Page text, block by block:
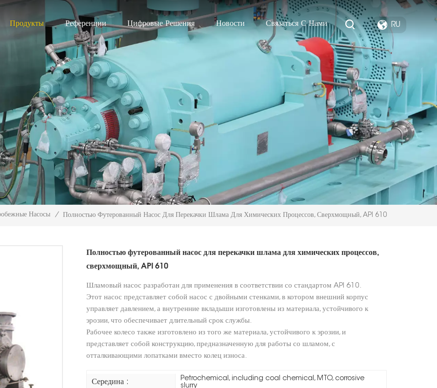
Продукты Референции Цифровые Решения Новости Связаться С Нами RU
Насосы / Полностью Футерованный Насос Для Перекачки Шлама Для Химических Процессов, Сверхмощный, API 610
Полностью футерованный насос для перекачки шлама для химических процессов,
сверхмощный, API 610
Шламовый насос разработан для применения в соответствии со стандартом API 610.
Этот насос представляет собой насос с двойными стенками, в котором внешний корпус
управляет давлением, а внутренние вкладыши изготовлены из материала, устойчивого к
эрозии, что обеспечивает длительный срок службы.
Рабочее колесо также изготовлено из того же материала, устойчивого к эрозии, и
представляет собой конструкцию, предназначенную для работы со шламом, с
отталкивающими лопатками вместо колец износа.
Середина :
Petrochemical, including coal chemical, MTO, corrosive
slurry